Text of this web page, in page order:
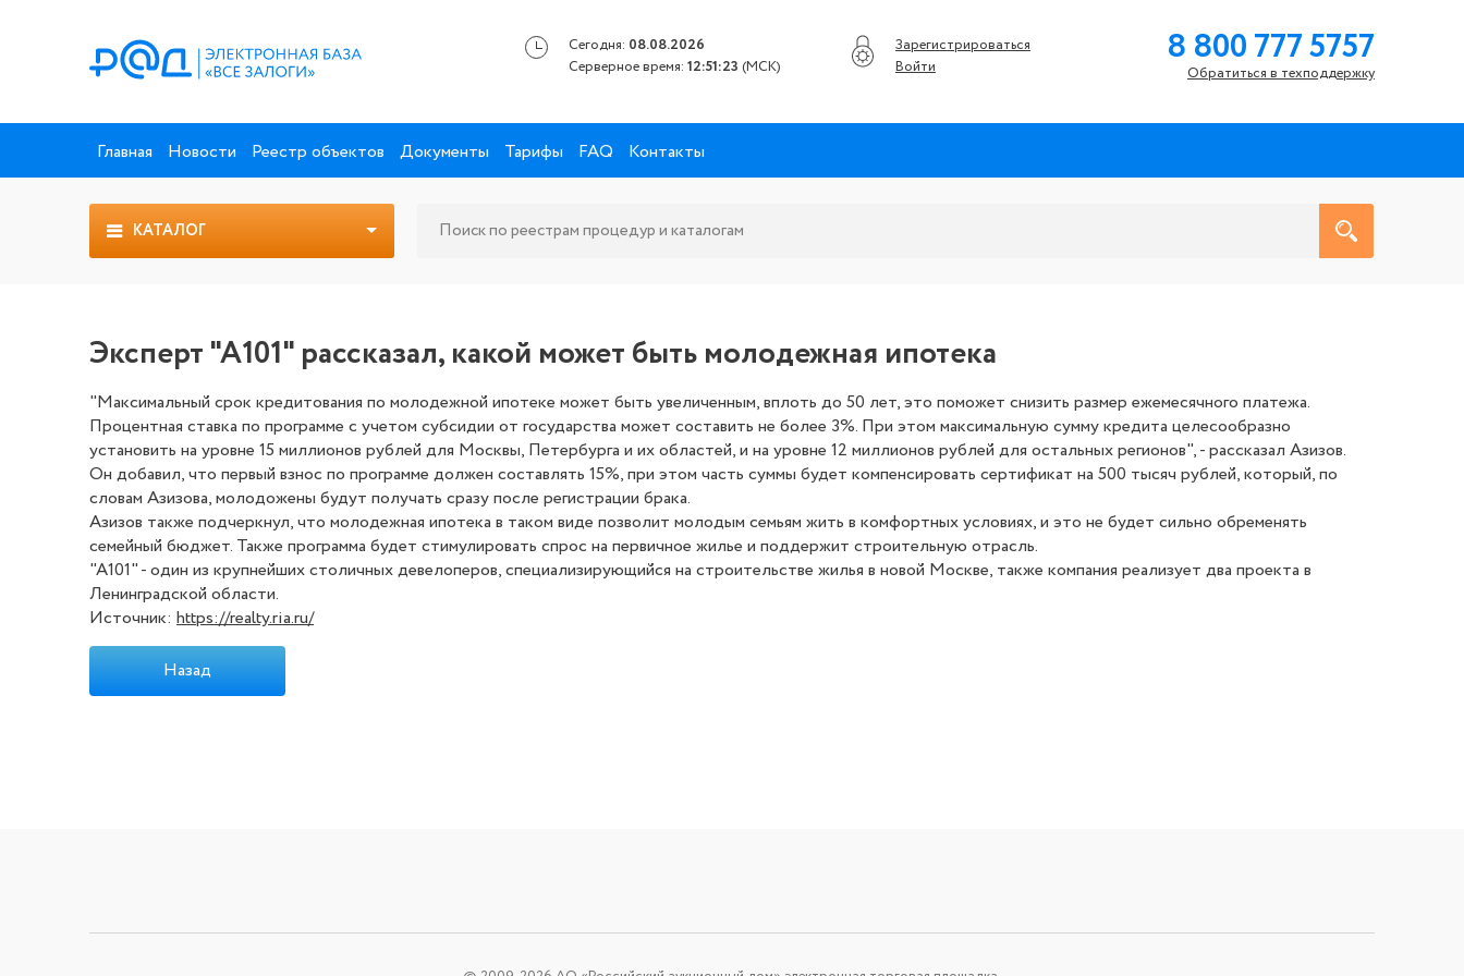
Сегодня: 08.08.2026
Серверное время: 12:51:23 (MCK)
Зарегистрироваться
Войти
8 800 777 5757
Обратиться в техподдержку
Главная Новости Реестр объектов Документы Тарифы FAQ Контакты
КАТАЛОГ
Эксперт "А101" рассказал, какой может быть молодежная ипотека
"Максимальный срок кредитования по молодежной ипотеке может быть увеличенным, вплоть до 50 лет, это поможет снизить размер ежемесячного платежа.
Процентная ставка по программе с учетом субсидии от государства может составить не более 3%. При этом максимальную сумму кредита целесообразно
установить на уровне 15 миллионов рублей для Москвы, Петербурга и их областей, и на уровне 12 миллионов рублей для остальных регионов", - рассказал Азизов.
Он добавил, что первый взнос по программе должен составлять 15%, при этом часть суммы будет компенсировать сертификат на 500 тысяч рублей, который, по
словам Азизова, молодожены будут получать сразу после регистрации брака.
Азизов также подчеркнул, что молодежная ипотека в таком виде позволит молодым семьям жить в комфортных условиях, и это не будет сильно обременять
семейный бюджет. Также программа будет стимулировать спрос на первичное жилье и поддержит строительную отрасль.
"А101" - один из крупнейших столичных девелоперов, специализирующийся на строительстве жилья в новой Москве, также компания реализует два проекта в
Ленинградской области.
Источник: https://realty.ria.ru/
Назад